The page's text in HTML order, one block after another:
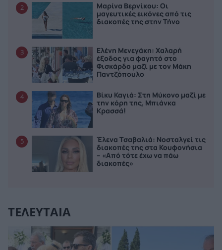
2
Μαρίνα Βερνίκου: Οι
μαγευτικές εικόνες από τις
διακοπές της στην Τήνο
3
Ελένη Μενεγάκη: Χαλαρή
έξοδος για φαγητό στο
Φισκάρδο μαζί με τον Μάκη
Παντζόπουλο
4
Βίκυ Καγιά: Στη Μύκονο μαζί με
την κόρη της, Μπιάνκα
Κρασσά!
5
Έλενα Τσαβαλιά: Νοσταλγεί τις
διακοπές της στα Κουφονήσια
– «Από τότε έχω να πάω
διακοπές»
ΤΕΛΕΥΤΑΙΑ